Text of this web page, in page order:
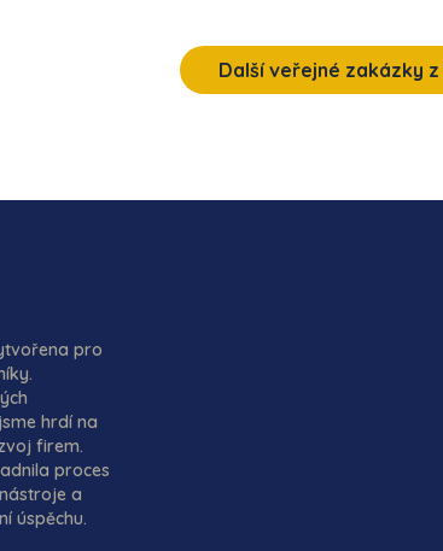
Další veřejné zakázky
pro
hrdí na
firem.
proces
a
úspěchu.